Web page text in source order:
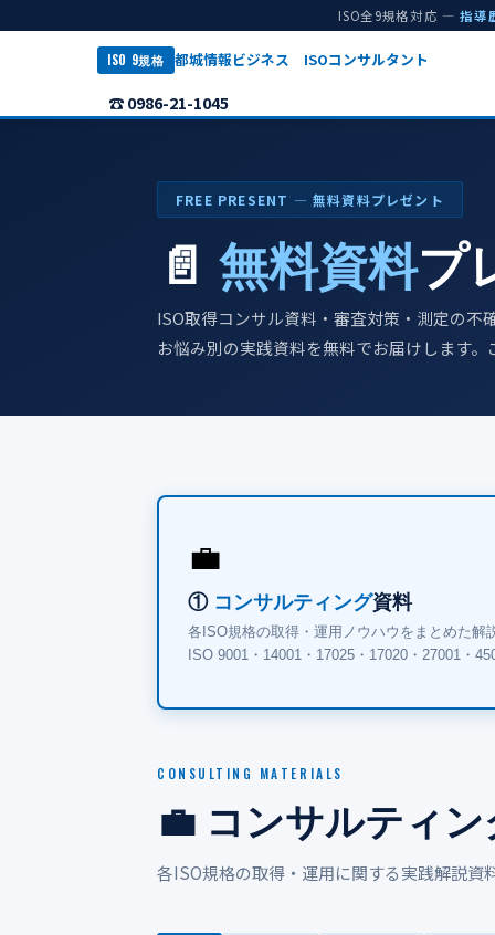
ISO全9規格対応 —指導
ISO 9規格 都城情報ビジネス ISOコンサルタント
☎ 0986-21-1045
FREE PRESENT ― 無料資料プレゼント
📄 無料資料プ
ISO取得コンサル資料・審査対策・測定の不
お悩み別の実践資料を無料でお届けします
💼
① コンサルティング資料
各ISO規格の取得・運用ノウハウをまとめた解
ISO 9001・14001・17025・17020・27001・
CONSULTING MATERIALS
💼 コンサルティ
各ISO規格の取得・運用に関する実践解説資